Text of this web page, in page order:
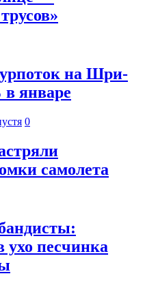
на Шри-
январе
0
самолета
песчинка